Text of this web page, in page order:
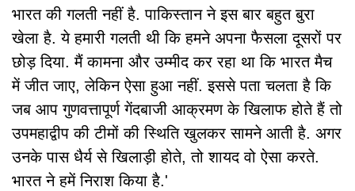
भारत की गलती नहीं है. पाकिस्तान ने इस बार बहुत बुरा
खेला है. ये हमारी गलती थी कि हमने अपना फैसला दूसरों पर
छोड़ दिया. मैं कामना और उम्मीद कर रहा था कि भारत मैच
में जीत जाए, लेकिन ऐसा हुआ नहीं. इससे पता चलता है कि
जब आप गुणवत्तापूर्ण गेंदबाजी आक्रमण के खिलाफ होते हैं तो
उपमहाद्वीप की टीमों की स्थिति खुलकर सामने आती है. अगर
उनके पास धैर्य से खिलाड़ी होते, तो शायद वो ऐसा करते.
भारत ने हमें निराश किया है.'